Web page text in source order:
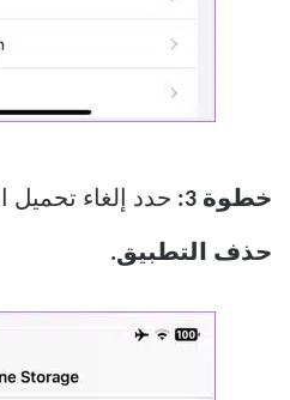
خطوة 3: حدد إلغاء
حذف التطبيق.